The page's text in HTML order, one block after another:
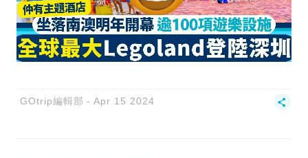
GOtrip編輯部 Apr 15 2024